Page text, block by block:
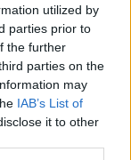
utilized by
parties prior to
the further
parties on the
may
IAB’s List of
it to other